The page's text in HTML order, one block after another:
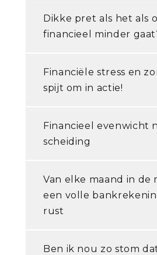
Dikke pret als het als
financieel minder
Financiële stress en
spijt om in actie!
Financieel evenwicht
scheiding
Van elke maand in de
een volle
rust
Ben ik nou zo stom